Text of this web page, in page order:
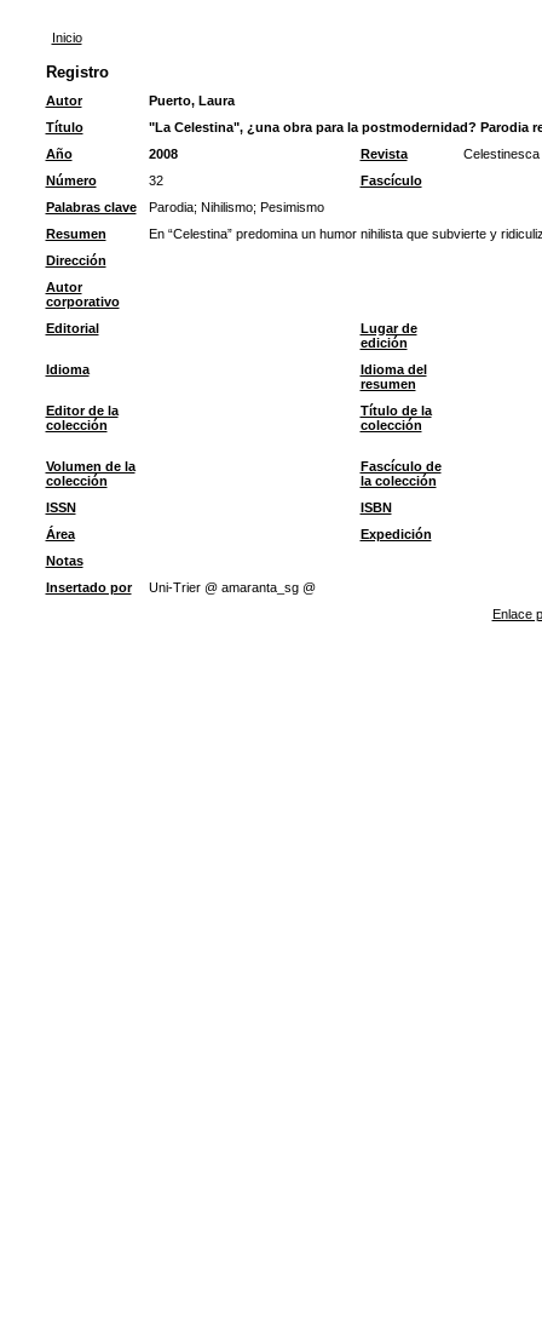
Inicio
Registro
Autor
Puerto, Laura
Título
"La Celestina", ¿una obra para la postmodernidad? Parodia
Año
2008 Revista
Celestinesca
Número
32
Fascículo
Palabras clave
Parodia; Nihilismo; Pesimismo
Resumen
En “Celestina” predomina un humor nihilista que subvierte y
Dirección
Autor
corporativo
Editorial
Lugar de
edición
Idioma
Idioma del
resumen
Editor de la
colección
Título de la
colección
Volumen de la
colección
Fascículo de
la colección
ISSN
ISBN
Área
Expedición
Notas
Insertado por
Uni-Trier @ amaranta_sg @
Enlace